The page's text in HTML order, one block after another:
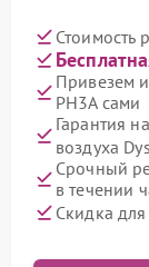
Стоимость
Привезем и
PH3A сами
Гарантия
воздуха
Срочный
в течении
Скидка